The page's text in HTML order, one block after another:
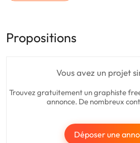
Propositions
Vous avez un projet
Trouvez gratuitement un graphiste
annonce. De nombreux
Déposer une